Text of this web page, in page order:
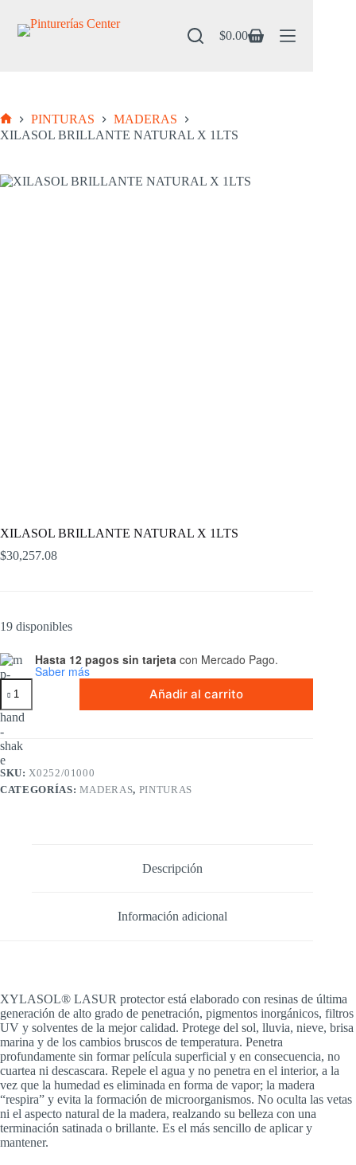
contenido
Carro
$0.00
Inicio
PINTURAS
MADERAS
XILASOL BRILLANTE NATURAL X 1LTS
XILASOL BRILLANTE NATURAL X 1LTS
$30,257.08
19 disponibles
Hasta 12 pagos sin tarjeta con Mercado Pago.
Saber más
XILASOL
BRILLANTE
NATURAL
X
1LTS
cantidad
Añadir al carrito
SKU: X0252/01000
CATEGORÍAS: MADERAS, PINTURAS
Descripción
Información adicional
XYLASOL® LASUR protector está elaborado con resinas de última
generación de alto grado de penetración, pigmentos inorgánicos, filtros
UV y solventes de la mejor calidad. Protege del sol, lluvia, nieve, brisa
marina y de los cambios bruscos de temperatura. Penetra
profundamente sin formar película superficial y en consecuencia, no
cuartea ni descascara. Repele el agua y no penetra en el interior, a la
vez que la humedad es eliminada en forma de vapor; la madera
“respira” y evita la formación de microorganismos. No oculta las vetas
ni el aspecto natural de la madera, realzando su belleza con una
terminación satinada o brillante. Es el más sencillo de aplicar y
mantener.